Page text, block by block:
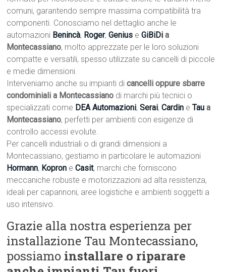
comuni, garantendo sempre massima compatibilità tra
componenti. Conosciamo nel dettaglio anche le
automazioni Benincà, Roger,Genius eGiBiDi a
Montecassiano, molto apprezzate per le loro soluzioni
compatte e versatili, spesso utilizzate su cancelli di piccole
e medie dimensioni.
Interveniamo anche su impianti dicancelli oppure sbarre
condominiali a Montecassiano di marchi più tecnici o
specializzati come DEA Automazioni,Serai,Cardin eTau a
Montecassiano, perfetti per ambienti con esigenze di
controllo accessi evolute.
Per cancelli industriali o di grandi dimensioni a
Montecassiano, gestiamo in particolare le automazioni
Hormann, Kopron eCasit, marchi che forniscono
meccaniche robuste e motorizzazioni ad alta resistenza,
ideali per capannoni, aree logistiche e ambienti soggetti a
uso intensivo.
Grazie alla nostra esperienza per
installazione Tau Montecassiano,
possiamo installare o riparare